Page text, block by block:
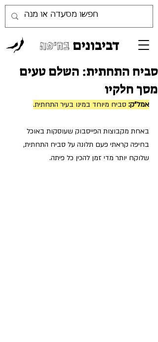
דביבוניםבחיפה
סביח התחתית: השלם טעים
מסך חלקיו
אמל"ק: סביח מיוחד במינו בעיר התחתית.
באחת מקבוצות הפייסבוק שעוסקות באוכל
בחיפה קראתי פעם תלונה על סביח התחתית,
שלוקח יותר מדי זמן להכין כל פיתה.